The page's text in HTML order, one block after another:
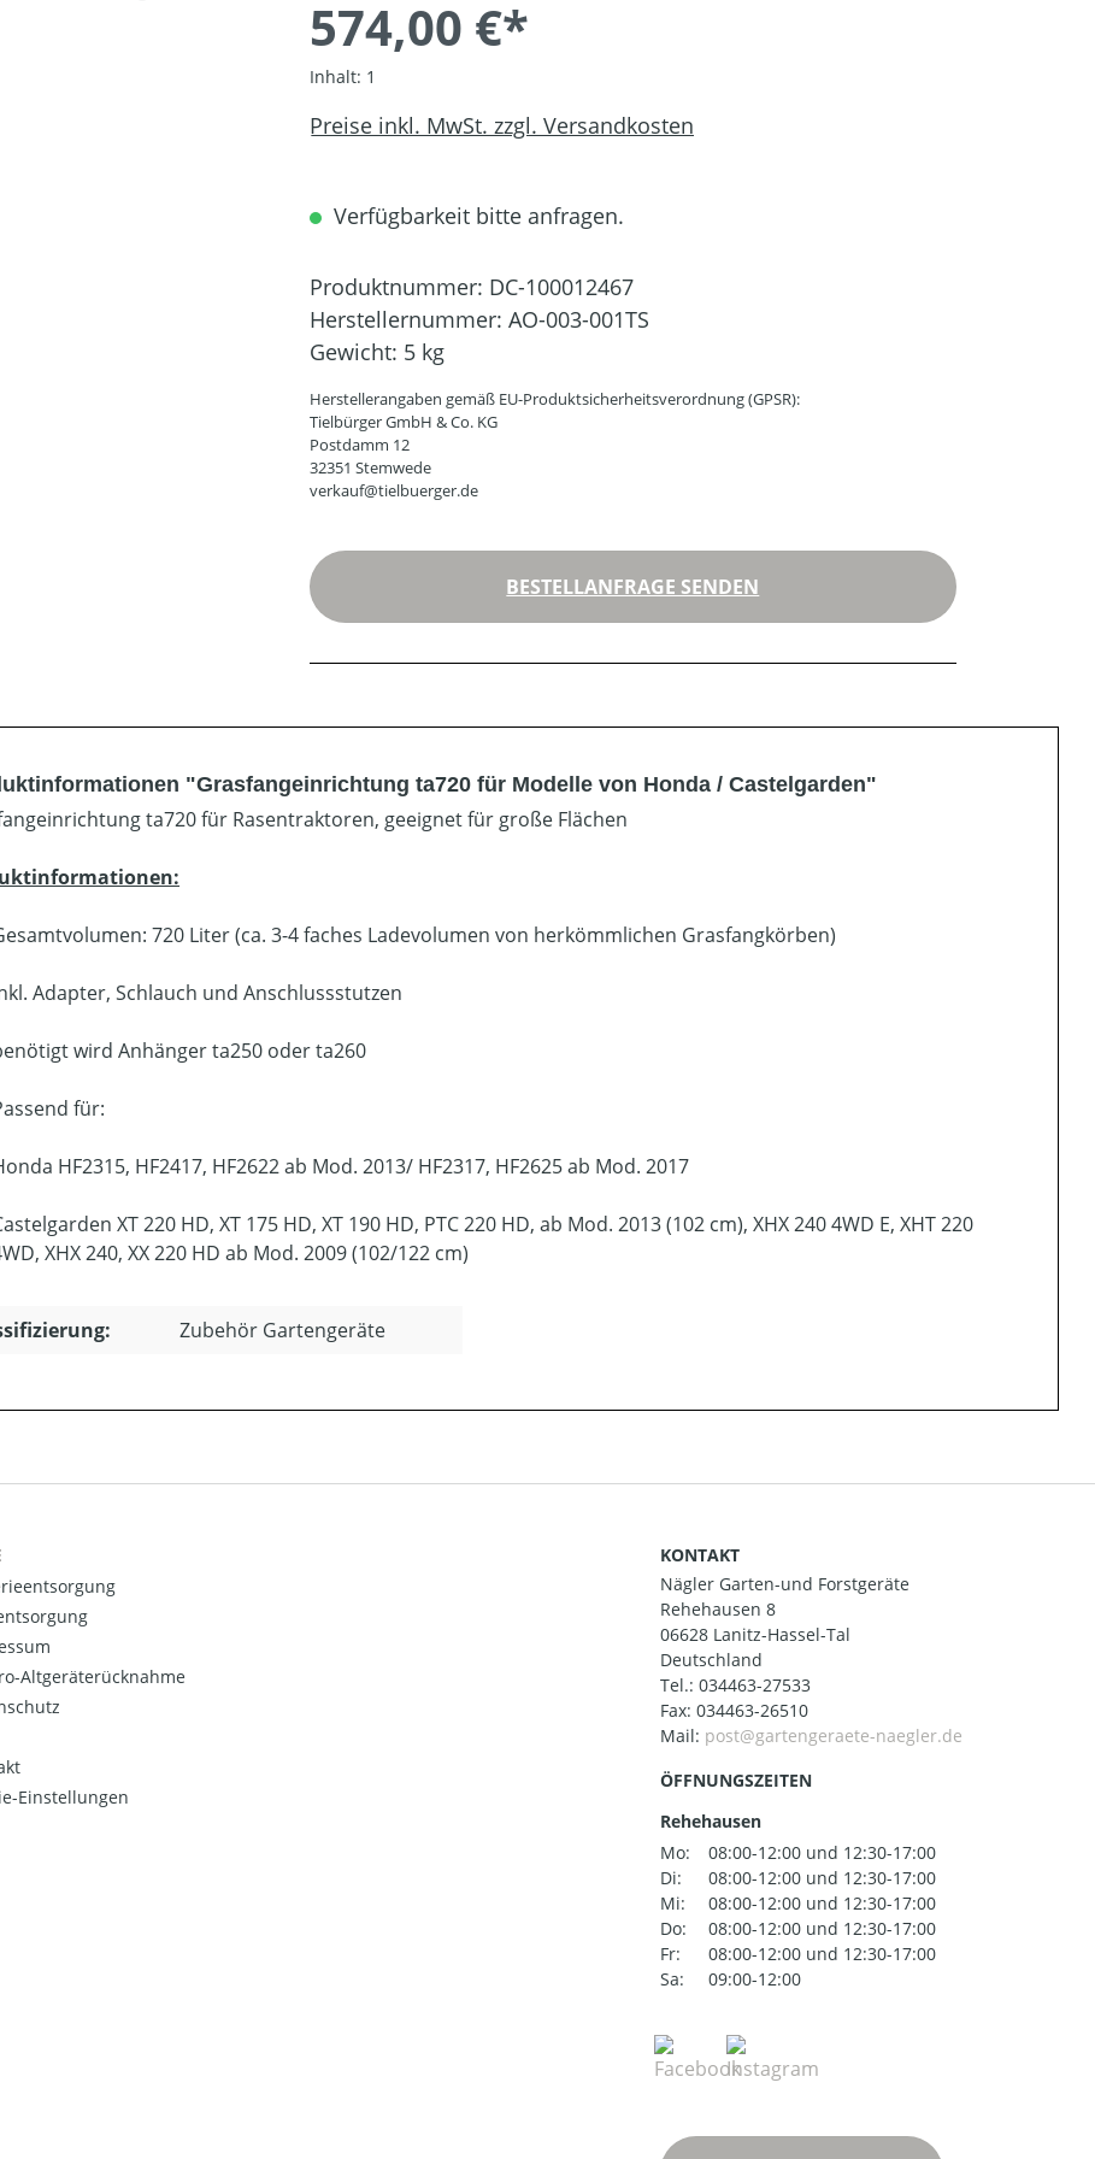
574,00 €*
Inhalt: 1
Preise inkl. MwSt. zzgl. Versandkosten
Verfügbarkeit bitte anfragen.
Produktnummer: DC-100012467
Herstellernummer: AO-003-001TS
Gewicht: 5 kg
Herstellerangaben gemäß EU-Produktsicherheitsverordnung (GPSR):
Tielbürger GmbH & Co. KG
Postdamm 12
32351 Stemwede
verkauf@tielbuerger.de
BESTELLANFRAGE SENDEN
"Grasfangeinrichtung ta720 für Modelle von Honda / Castelgarden"
ta720 für Rasentraktoren, geeignet für große Flächen
720 Liter (ca. 3-4 faches Ladevolumen von herkömmlichen Grasfangkörben)
Adapter, Schlauch und Anschlussstutzen
wird Anhänger ta250 oder ta260
für:
HF2315, HF2417, HF2622 ab Mod. 2013/ HF2317, HF2625 ab Mod. 2017
XT 220 HD, XT 175 HD, XT 190 HD, PTC 220 HD, ab Mod. 2013 (102 cm), XHX 240 4WD E, XHT 220
XHX 240, XX 220 HD ab Mod. 2009 (102/122 cm)
Zubehör Gartengeräte
Altgeräterücknahme
Einstellungen
KONTAKT
Nägler Garten-und Forstgeräte
Rehehausen 8
06628 Lanitz-Hassel-Tal
Deutschland
Tel.: 034463-27533
Fax: 034463-26510
Mail:
ÖFFNUNGSZEITEN
Rehehausen
Mo:
08:00-12:00 und 12:30-17:00
Di:
08:00-12:00 und 12:30-17:00
Mi:
08:00-12:00 und 12:30-17:00
Do:
08:00-12:00 und 12:30-17:00
Fr:
08:00-12:00 und 12:30-17:00
Sa:
09:00-12:00